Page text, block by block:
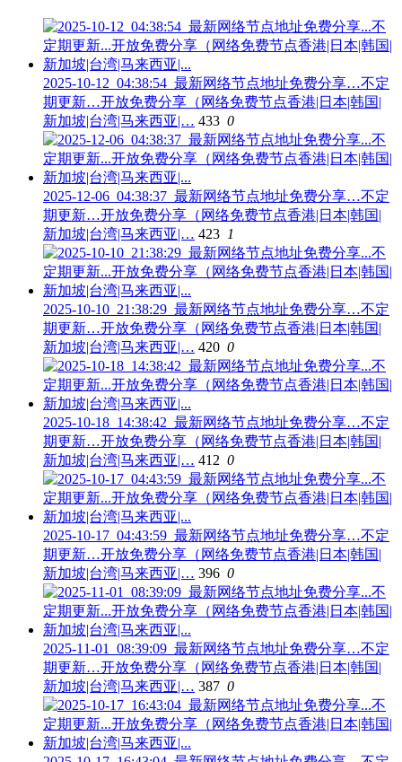
2025-10-12_04:38:54_最新网络节点地址免费分享…不定
期更新…开放免费分享（网络免费节点香港|日本|韩国|
新加坡|台湾|马来西亚|… 433 0
2025-12-06_04:38:37_最新网络节点地址免费分享…不定
期更新…开放免费分享（网络免费节点香港|日本|韩国|
新加坡|台湾|马来西亚|… 423 1
2025-10-10_21:38:29_最新网络节点地址免费分享…不定
期更新…开放免费分享（网络免费节点香港|日本|韩国|
新加坡|台湾|马来西亚|… 420 0
2025-10-18_14:38:42_最新网络节点地址免费分享…不定
期更新…开放免费分享（网络免费节点香港|日本|韩国|
新加坡|台湾|马来西亚|… 412 0
2025-10-17_04:43:59_最新网络节点地址免费分享…不定
期更新…开放免费分享（网络免费节点香港|日本|韩国|
新加坡|台湾|马来西亚|… 396 0
2025-11-01_08:39:09_最新网络节点地址免费分享…不定
期更新…开放免费分享（网络免费节点香港|日本|韩国|
新加坡|台湾|马来西亚|… 387 0